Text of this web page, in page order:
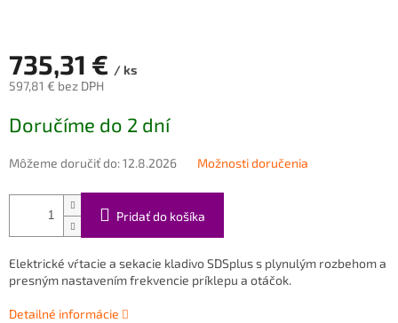
735,31 € / ks
597,81 € bez DPH
cena:
Doručíme do 2 dní
Môžeme doručiť do:12.8.2026 Možnosti doručenia
Pridať do košíka
Elektrické vŕtacie a sekacie kladivo SDSplus s plynulým rozbehom a
presným nastavením frekvencie príklepu a otáčok.
Detailné informácie